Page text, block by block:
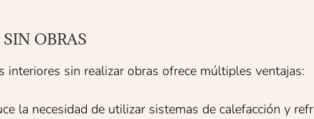
OBRAS
sin realizar obras ofrece múltiples ventajas:
la necesidad de utilizar sistemas de calefacción y